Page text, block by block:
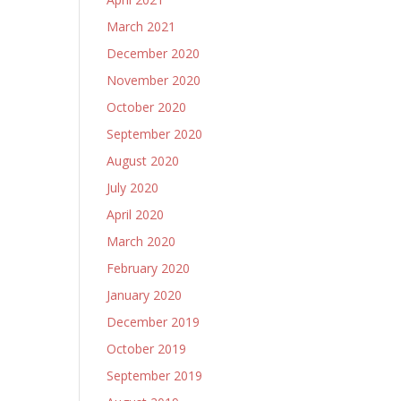
March 2021
December 2020
November 2020
October 2020
September 2020
August 2020
July 2020
April 2020
March 2020
February 2020
January 2020
December 2019
October 2019
September 2019